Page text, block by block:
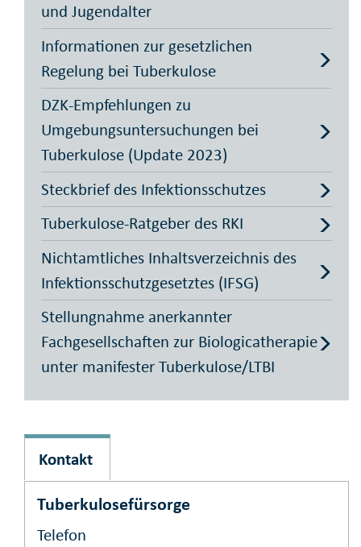
und Jugendalter
Informationen zur gesetzlichen
Regelung bei Tuberkulose
DZK-Empfehlungen zu
Umgebungsuntersuchungen bei
Tuberkulose (Update 2023)
Steckbrief des Infektionsschutzes
Tuberkulose-Ratgeber des RKI
Nichtamtliches Inhaltsverzeichnis des
Infektionsschutzgesetztes (IFSG)
Stellungnahme anerkannter
Fachgesellschaften zur Biologicatherapie
unter manifester Tuberkulose/LTBI
Kontakt
Tuberkulosefürsorge
Telefon